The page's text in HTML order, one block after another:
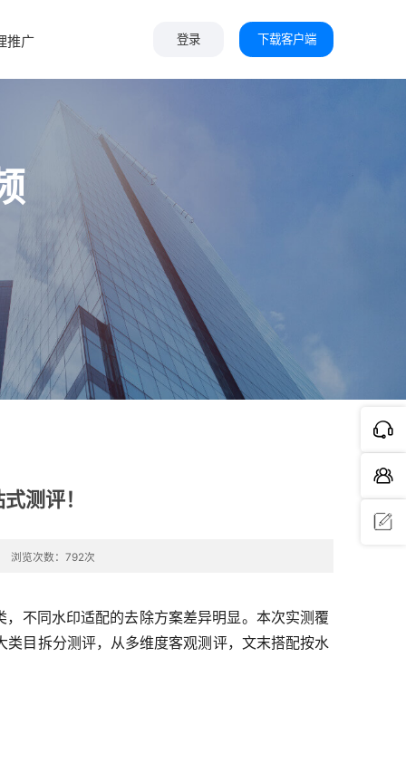
推广 登录 下载客户端
测评！
浏览次数：792次
不同水印适配的去除方案差异明显。本次实测覆
目拆分测评，从多维度客观测评，文末搭配按水